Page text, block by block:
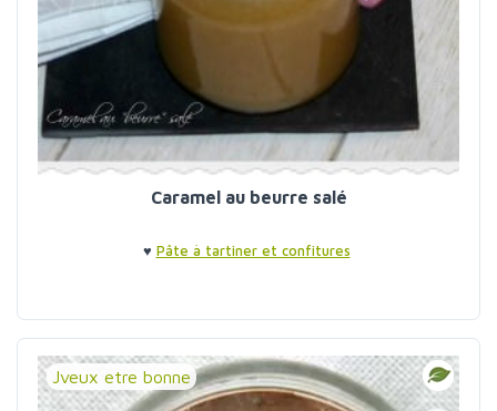
Caramel au beurre salé
♥ Pâte à tartiner et confitures
Jveux etre bonne